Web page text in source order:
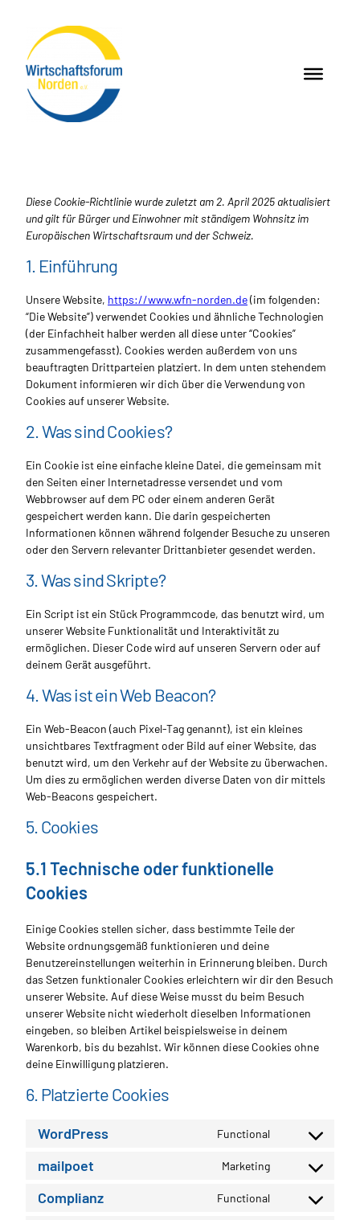
Inhalt
springen
Diese Cookie-Richtlinie wurde zuletzt am 2. April 2025 aktualisiert
und gilt für Bürger und Einwohner mit ständigem Wohnsitz im
Europäischen Wirtschaftsraum und der Schweiz.
1. Einführung
Unsere Website, https://www.wfn-norden.de(im folgenden:
“Die Website”) verwendet Cookies und ähnliche Technologien
(der Einfachheit halber werden all diese unter “Cookies”
zusammengefasst). Cookies werden außerdem von uns
beauftragten Drittparteien platziert. In dem unten stehendem
Dokument informieren wir dich über die Verwendung von
Cookies auf unserer Website.
2. Was sind Cookies?
Ein Cookie ist eine einfache kleine Datei, die gemeinsam mit
den Seiten einer Internetadresse versendet und vom
Webbrowser auf dem PC oder einem anderen Gerät
gespeichert werden kann. Die darin gespeicherten
Informationen können während folgender Besuche zu unseren
oder den Servern relevanter Drittanbieter gesendet werden.
3. Was sind Skripte?
Ein Script ist ein Stück Programmcode, das benutzt wird, um
unserer Website Funktionalität und Interaktivität zu
ermöglichen. Dieser Code wird auf unseren Servern oder auf
deinem Gerät ausgeführt.
4. Was ist ein Web Beacon?
Ein Web-Beacon (auch Pixel-Tag genannt), ist ein kleines
unsichtbares Textfragment oder Bild auf einer Website, das
benutzt wird, um den Verkehr auf der Website zu überwachen.
Um dies zu ermöglichen werden diverse Daten von dir mittels
Web-Beacons gespeichert.
5. Cookies
5.1 Technische oder funktionelle
Cookies
Einige Cookies stellen sicher, dass bestimmte Teile der
Website ordnungsgemäß funktionieren und deine
Benutzereinstellungen weiterhin in Erinnerung bleiben. Durch
das Setzen funktionaler Cookies erleichtern wir dir den Besuch
unserer Website. Auf diese Weise musst du beim Besuch
unserer Website nicht wiederholt dieselben Informationen
eingeben, so bleiben Artikel beispielsweise in deinem
Warenkorb, bis du bezahlst. Wir können diese Cookies ohne
deine Einwilligung platzieren.
6. Platzierte Cookies
WordPress Functional
Consent
service
mailpoet Marketing
Consent
service
Complianz Functional
Consent